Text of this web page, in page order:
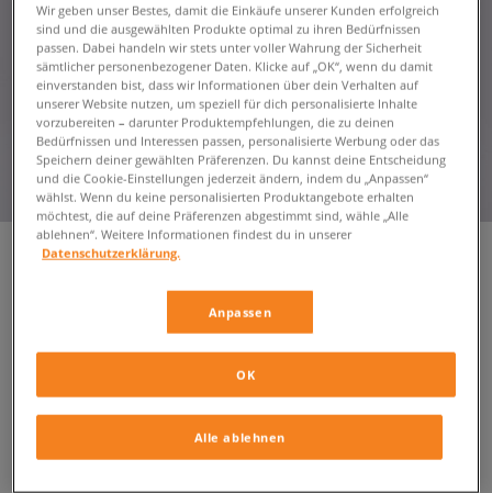
damen, flip-flops und badeschuhe
69,99 €
(der niedrigste Preis der letzten 30 Tage vor Anwendung
Wir geben unser Bestes, damit die Einkäufe unserer Kunden erfolgreich
sind und die ausgewählten Produkte optimal zu ihren Bedürfnissen
passen. Dabei handeln wir stets unter voller Wahrung der Sicherheit
sämtlicher personenbezogener Daten. Klicke auf „OK“, wenn du damit
einverstanden bist, dass wir Informationen über dein Verhalten auf
unserer Website nutzen, um speziell für dich personalisierte Inhalte
vorzubereiten – darunter Produktempfehlungen, die zu deinen
Bedürfnissen und Interessen passen, personalisierte Werbung oder das
Speichern deiner gewählten Präferenzen. Du kannst deine Entscheidung
und die Cookie-Einstellungen jederzeit ändern, indem du „Anpassen“
wählst. Wenn du keine personalisierten Produktangebote erhalten
möchtest, die auf deine Präferenzen abgestimmt sind, wähle „Alle
ablehnen“. Weitere Informationen findest du in unserer
Datenschutzerklärung.
Anpassen
Alle ablehnen
OK